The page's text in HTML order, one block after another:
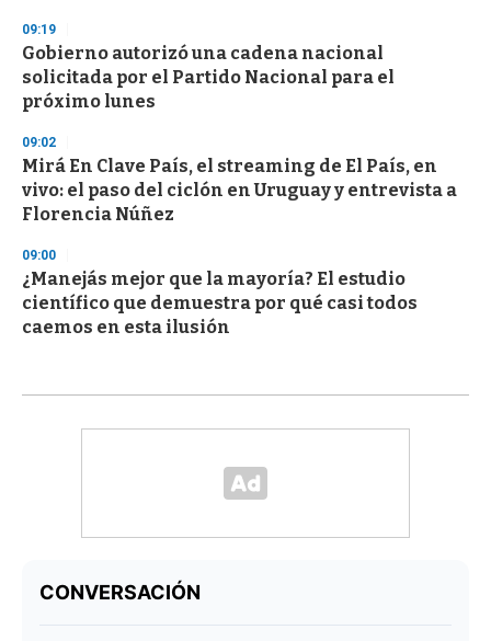
09:19
Gobierno autorizó una cadena nacional
solicitada por el Partido Nacional para el
próximo lunes
09:02
Mirá En Clave País, el streaming de El País, en
vivo: el paso del ciclón en Uruguay y entrevista a
Florencia Núñez
09:00
¿Manejás mejor que la mayoría? El estudio
científico que demuestra por qué casi todos
caemos en esta ilusión